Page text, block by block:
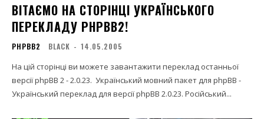
ВІТАЄМО НА СТОРІНЦІ УКРАЇНСЬКОГО
ПЕРЕКЛАДУ PHPBB2!
PHPBB2 BLACK - 14.05.2005
На цій сторінці ви можете завантажити переклад останньої
версії phpBB 2 - 2.0.23. Український мовний пакет для phpBB -
Український переклад для версії phpBB 2.0.23. Російський...